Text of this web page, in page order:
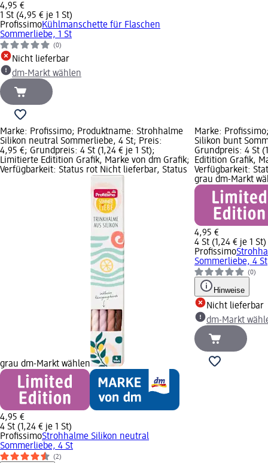
4,95 €
1 St (4,95 € je 1 St)
ProfissimoKühlmanschette für Flaschen
Sommerliebe, 1 St
(0)
Nicht lieferbar
dm-Markt wählen
Marke: Profissimo; Produktname: Strohhalme
Silikon neutral Sommerliebe, 4 St; Preis:
4,95 €; Grundpreis: 4 St (1,24 € je 1 St);
Limitierte Editition Grafik, Marke von dm Grafik;
Verfügbarkeit: Status rot Nicht lieferbar, Status
grau dm-Markt wählen
4,95 €
4 St (1,24 € je 1 St)
ProfissimoStrohhalme Silikon neutral
Sommerliebe, 4 St
(2)
Marke:
Silikon bunt
Grundpreis: 4 St
Editition Grafik,
Verfügbarkeit:
grau dm-Markt
4,95 €
4 St (1,24 € je 1 St)
Profissimo
Sommerliebe, 4 St
(0)
Hinweise
Nicht lieferbar
dm-Markt